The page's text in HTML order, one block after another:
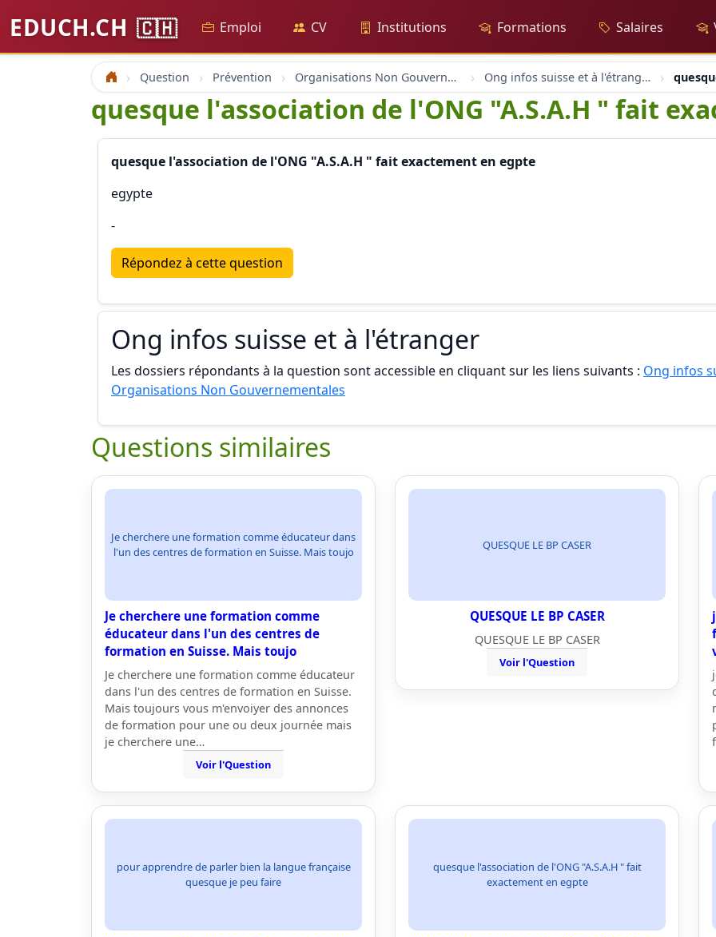
EDUCH.CH 🇨🇭 Emploi CV Institutions Formations Salaires
Accueil Question Prévention Organisations Non Gouvernementales Ong infos suisse et à l'étranger
quesque l'association de l'ONG "A.S.A.H " fait
quesque l'association de l'ONG "A.S.A.H " fait exactement en egpte
egypte
-
Répondez à cette question
Ong infos suisse et à l'étranger
Les dossiers répondants à la question sont accessible en cliquant sur les liens suivants : Ong infos
Organisations Non Gouvernementales
Questions similaires
Je cherchere une formation comme éducateur dans
l'un des centres de formation en Suisse. Mais toujo
Je cherchere une formation comme
éducateur dans l'un des centres de
formation en Suisse. Mais toujo
Je cherchere une formation comme éducateur
dans l'un des centres de formation en Suisse.
Mais toujours vous m'envoiyer des annonces
de formation pour une ou deux journée mais
je cherchere une…
Voir l'Question
QUESQUE LE BP CASER
QUESQUE LE BP CASER
QUESQUE LE BP CASER
Voir l'Question
pour apprendre de parler bien la langue française
quesque je peu faire
quesque l'association de l'ONG "A.S.A.H " fait
exactement en egpte